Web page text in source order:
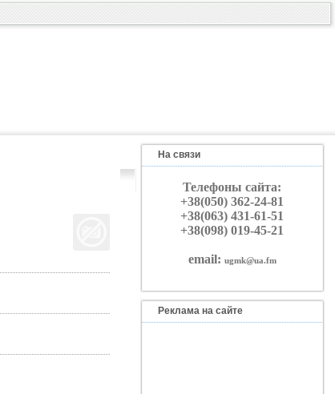
На связи
Телефоны сайта:
+38(050) 362-24-81
+38(063) 431-61-51
+38(098) 019-45-21
email: ugmk@ua.fm
Реклама на сайте